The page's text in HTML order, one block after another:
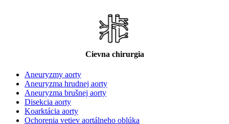
Cievna chirurgia
Aneuryzmy aorty
Aneuryzma hrudnej aorty
Aneuryzma brušnej aorty
Disekcia aorty
Koarktácia aorty
Ochorenia vetiev aortálneho oblúka